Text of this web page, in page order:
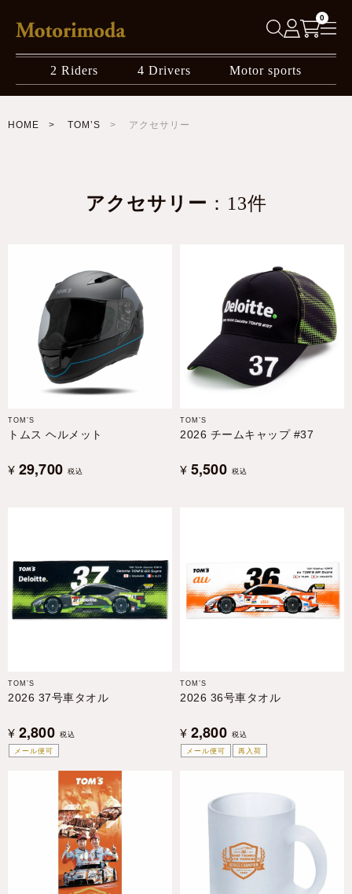
0
2 Riders 4 Drivers Motor sports
HOME TOM’S アクセサリー
アクセサリー ：13件
TOM’S
トムス ヘルメット
¥ 29,700 税込
TOM’S
2026 チームキャップ #37
¥ 5,500 税込
メール便可
TOM’S
2026 37号車タオル
¥ 2,800 税込
メール便可
再入荷
TOM’S
2026 36号車タオル
¥ 2,800 税込